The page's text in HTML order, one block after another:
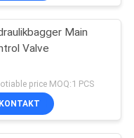
Main
Valve
price MOQ:1 PCS
KONTAKT